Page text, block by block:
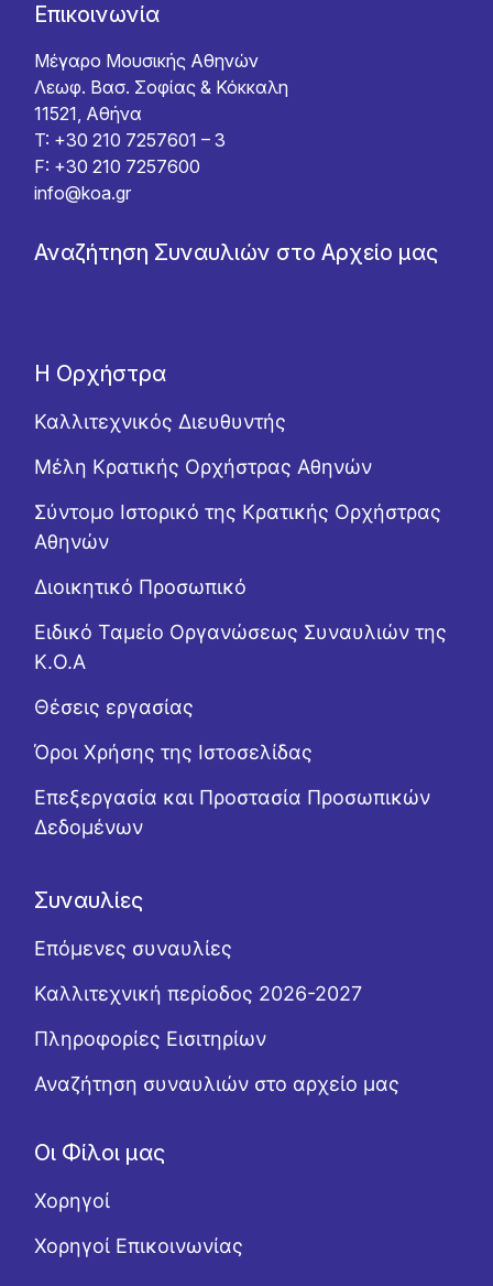
Επικοινωνία
Μέγαρο Μουσικής Αθηνών
Λεωφ. Βασ. Σοφίας & Κόκκαλη
11521, Αθήνα
T: +30 210 7257601 – 3
F: +30 210 7257600
info@koa.gr
Αναζήτηση Συναυλιών στο Αρχείο μας
Η Ορχήστρα
Καλλιτεχνικός Διευθυντής
Μέλη Κρατικής Ορχήστρας Αθηνών
Σύντομο Ιστορικό της Κρατικής Ορχήστρας
Αθηνών
Διοικητικό Προσωπικό
Ειδικό Ταμείο Οργανώσεως Συναυλιών της
Κ.Ο.Α
Θέσεις εργασίας
Όροι Χρήσης της Ιστοσελίδας
Επεξεργασία και Προστασία Προσωπικών
Δεδομένων
Συναυλίες
Επόμενες συναυλίες
Καλλιτεχνική περίοδος 2026-2027
Πληροφορίες Εισιτηρίων
Αναζήτηση συναυλιών στο αρχείο μας
Οι Φίλοι μας
Χορηγοί
Χορηγοί Επικοινωνίας